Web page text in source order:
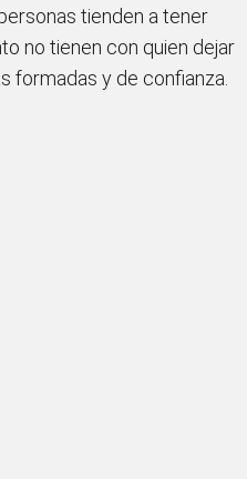
tienden a tener
no tienen con quien dejar
formadas y de confianza.